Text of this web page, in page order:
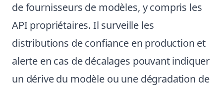
de fournisseurs de modèles, y compris les
API propriétaires. Il surveille les
distributions de confiance en production et
alerte en cas de décalages pouvant indiquer
un dérive du modèle ou une dégradation de